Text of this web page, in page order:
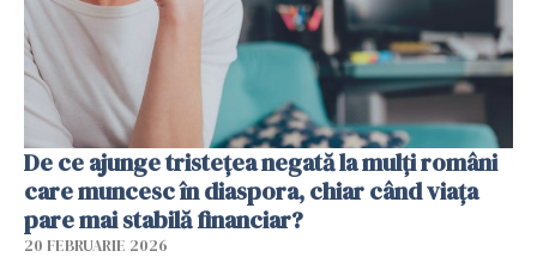
De ce ajunge tristețea negată la mulți români
care muncesc în diaspora, chiar când viața
pare mai stabilă financiar?
20 FEBRUARIE 2026